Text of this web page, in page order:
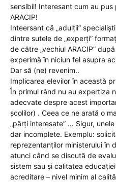
sensibil! Interesant cum au pus
ARACIP!
Inteersant că „adulții”
dintre sutele de „experți”
de către „vechiul ARACIP”
experimă în niciun fel asupra
Dar să (ne) revenim..
Implicarea elevilor în această
În primul rând nu au expertiza
adecvate despre acest
școlilor) . Ceea ce ne arată o
„părți interesate” … Sigur,
dar incomplete. Exemplu:
reprezentanților ministerului în
atunci când se discută de
sistem sau și calitatea
acreditare – nivel minim al